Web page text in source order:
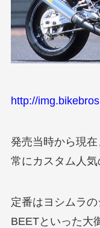
http://
発売当時から現
常にカスタム人気
定番はヨシムラ
BEETといった大